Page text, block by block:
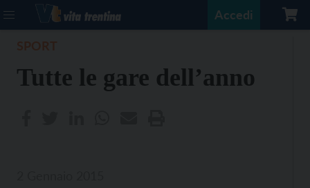
Accedi
Tutte le gare dell’anno